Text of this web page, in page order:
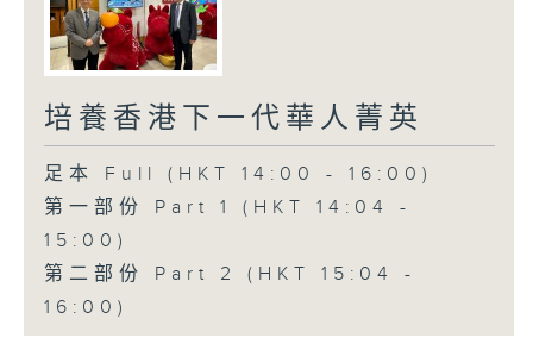
培養香港下一代華人菁英
足本 Full (HKT 14:00 - 16:00)
第一部份 Part 1 (HKT 14:04 -
15:00)
第二部份 Part 2 (HKT 15:04 -
16:00)